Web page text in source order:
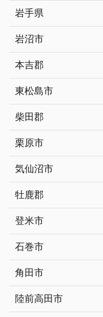
岩手県
岩沼市
本吉郡
東松島市
柴田郡
栗原市
気仙沼市
牡鹿郡
登米市
石巻市
角田市
陸前高田市